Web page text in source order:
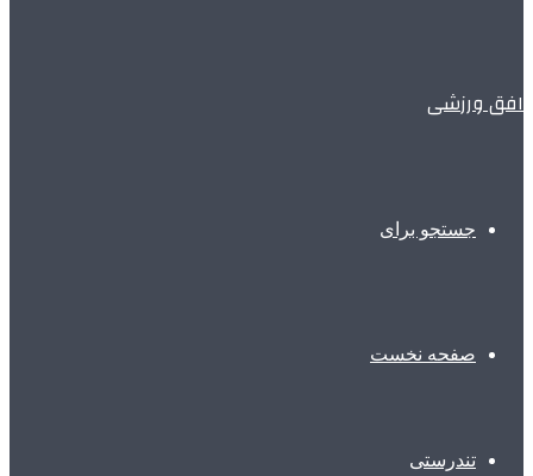
افق ورزشی
جستجو برای
صفحه نخست
تندرستی